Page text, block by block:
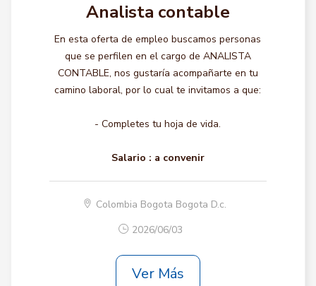
Analista contable
En esta oferta de empleo buscamos personas
que se perfilen en el cargo de ANALISTA
CONTABLE, nos gustaría acompañarte en tu
camino laboral, por lo cual te invitamos a que:
- Completes tu hoja de vida.
Salario : a convenir
Colombia Bogota Bogota D.c.
2026/06/03
Ver Más